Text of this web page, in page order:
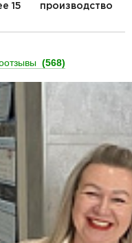
15
производство
(568)